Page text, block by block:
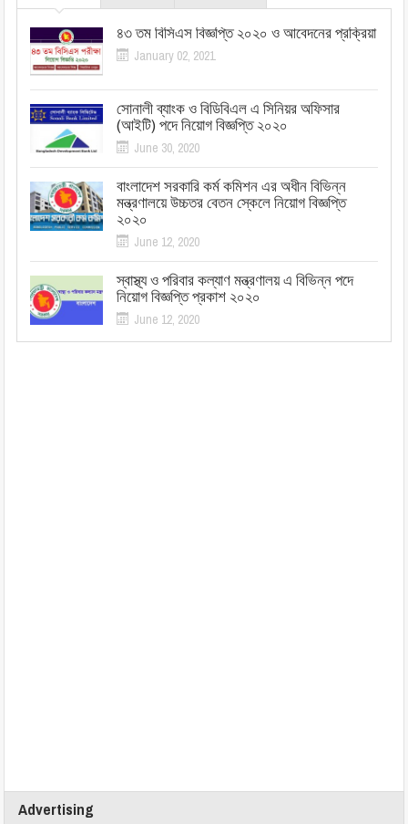
৪৩ তম বিসিএস বিজ্ঞপ্তি ২০২০ ও আবেদনের প্রক্রিয়া
January 02, 2021
সোনালী ব্যাংক ও বিডিবিএল এ সিনিয়র অফিসার
(আইটি) পদে নিয়োগ বিজ্ঞপ্তি ২০২০
June 30, 2020
বাংলাদেশ সরকারি কর্ম কমিশন এর অধীন বিভিন্ন
মন্ত্রণালয়ে উচ্চতর বেতন স্কেলে নিয়োগ বিজ্ঞপ্তি
২০২০
June 12, 2020
স্বাস্থ্য ও পরিবার কল্যাণ মন্ত্রণালয় এ বিভিন্ন পদে
নিয়োগ বিজ্ঞপ্তি প্রকাশ ২০২০
June 12, 2020
Advertising